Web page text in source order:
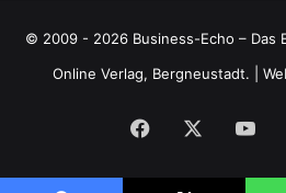
© 2009 - 2026 Business-Echo – Das
Online Verlag, Bergneustadt.
Facebook